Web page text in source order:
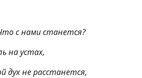
с нами станется?
на устах,
дух не расстанется,